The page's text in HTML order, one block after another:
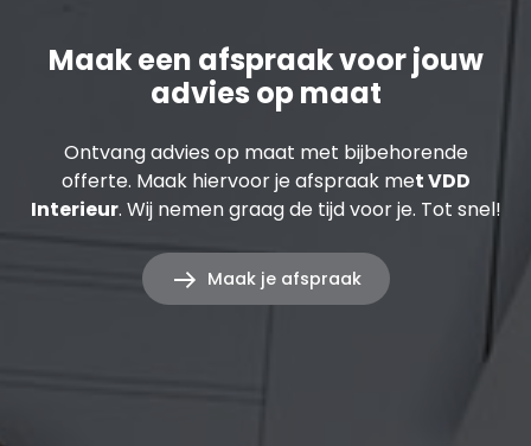
Maak een afspraak voor jouw
advies op maat
Ontvang advies op maat met bijbehorende
offerte. Maak hiervoor je afspraak met VDD
Interieur. Wij nemen graag de tijd voor je. Tot snel!
Maak je afspraak